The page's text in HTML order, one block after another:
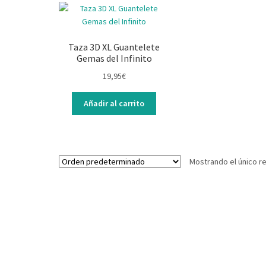
Taza 3D XL Guantelete
Gemas del Infinito
19,95€
Añadir al carrito
Mostrando el único